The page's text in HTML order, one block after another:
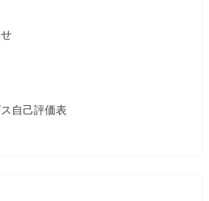
自己評価表